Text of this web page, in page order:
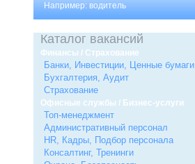
Например: водитель
Каталог вакансий
Финансы / Страхование
Банки, Инвестиции, Ценные бумаги
Бухгалтерия, Аудит
Страхование
Офисные службы / Бизнес-услуги
Топ-менеджмент
Административный персонал
HR, Кадры, Подбор персонала
Консалтинг, Тренинги